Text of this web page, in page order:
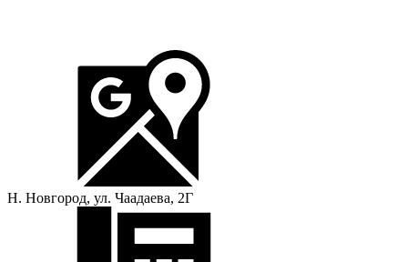
Н. Новгород, ул. Чаадаева, 2Г